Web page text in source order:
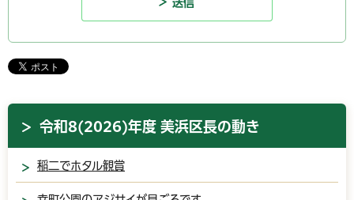
令和8(2026)年度 美浜区長の動き
稲二でホタル観賞